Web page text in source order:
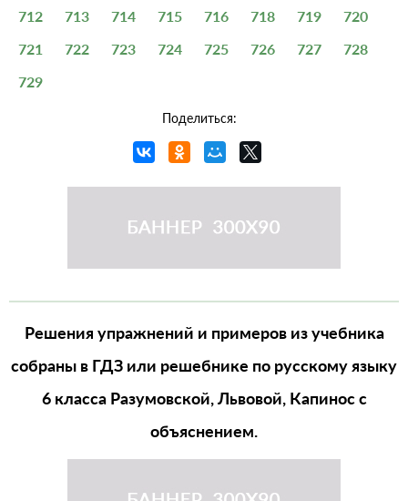
712
713 714 715 716 718 719
720
721
722 723 724 725 726 727
728
729
Поделиться:
Решения упражнений и примеров из учебника
собраны в ГДЗ или решебнике по русскому языку
6 класса Разумовской, Львовой, Капинос с
объяснением.